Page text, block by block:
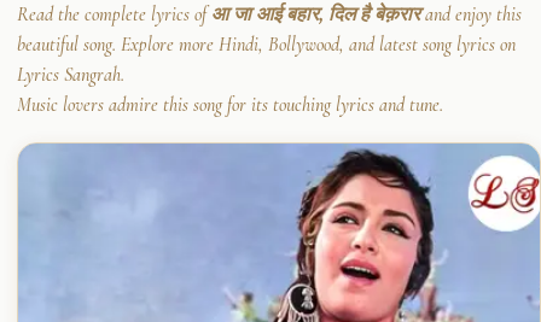
Read the complete lyrics ofआ जा आई बहार, दिल है बेक़रारand enjoy this
beautiful song. Explore more Hindi, Bollywood, and latest song lyrics on
Lyrics Sangrah.
Music lovers admire this song for its touching lyrics and tune.